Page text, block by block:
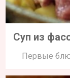
Суп из
Первые